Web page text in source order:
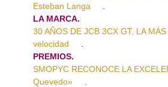
Esteban Langa
LA MARCA.
30 AÑOS DE JCB 3CX GT, LA
velocidad
PREMIOS.
SMOPYC RECONOCE LA
Quevedo»